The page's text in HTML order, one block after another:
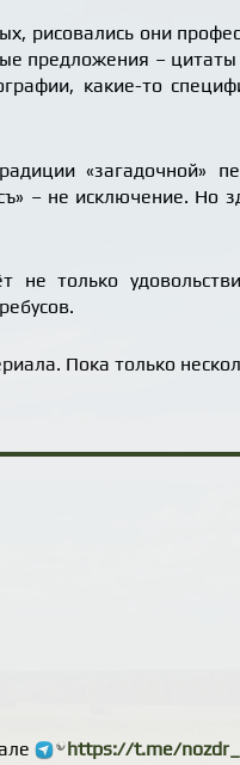
рисовались они
предложения –
какие-то
«загадочной»
– не исключение. Но
не только
Пока только
https://t.me/